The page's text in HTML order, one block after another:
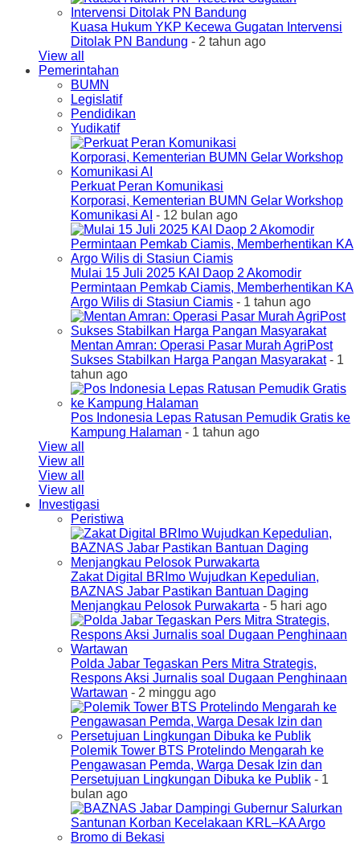
Kuasa Hukum YKP Kecewa Gugatan Intervensi
Ditolak PN Bandung - 2 tahun ago
View all
Pemerintahan
BUMN
Legislatif
Pendidikan
Yudikatif
Perkuat Peran Komunikasi
Korporasi, Kementerian BUMN Gelar Workshop
Komunikasi AI - 12 bulan ago
Mulai 15 Juli 2025 KAI Daop 2 Akomodir
Permintaan Pemkab Ciamis, Memberhentikan KA
Argo Wilis di Stasiun Ciamis - 1 tahun ago
Mentan Amran: Operasi Pasar Murah AgriPost
Sukses Stabilkan Harga Pangan Masyarakat- 1
tahun ago
Pos Indonesia Lepas Ratusan Pemudik Gratis ke
Kampung Halaman - 1 tahun ago
View all
View all
View all
View all
Investigasi
Peristiwa
Zakat Digital BRImo Wujudkan Kepedulian,
BAZNAS Jabar Pastikan Bantuan Daging
Menjangkau Pelosok Purwakarta - 5 hari ago
Polda Jabar Tegaskan Pers Mitra Strategis,
Respons Aksi Jurnalis soal Dugaan Penghinaan
Wartawan - 2 minggu ago
Polemik Tower BTS Protelindo Mengarah ke
Pengawasan Pemda, Warga Desak Izin dan
Persetujuan Lingkungan Dibuka ke Publik - 1
bulan ago